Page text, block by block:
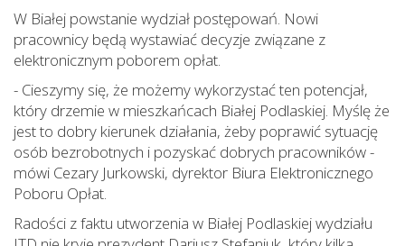
W Białej powstanie wydział postępowań. Nowi
pracownicy będą wystawiać decyzje związane z
elektronicznym poborem opłat.
- Cieszymy się, że możemy wykorzystać ten potencjał,
który drzemie w mieszkańcach Białej Podlaskiej. Myślę że
jest to dobry kierunek działania, żeby poprawić sytuację
osób bezrobotnych i pozyskać dobrych pracowników -
mówi Cezary Jurkowski, dyrektor Biura Elektronicznego
Poboru Opłat.
Radości z faktu utworzenia w Białej Podlaskiej wydziału